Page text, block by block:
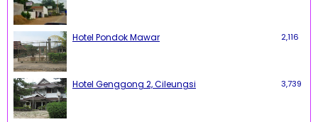
Hotel Pondok Mawar 2,116
Hotel Genggong 2, Cileungsi 3,739